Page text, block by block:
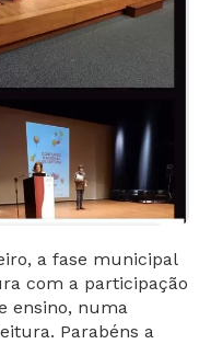
a fase municipal
com a participação
ensino, numa
Parabéns a